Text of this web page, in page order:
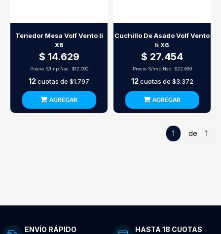
Tenedor Mesa Volf Vento Ii
X6
$ 14.629
Precio S/Imp.Nac. $12.090
12cuotas de $1.797
AGREGAR
Cuchillo De Asado Volf Vento
Ii X6
$ 27.454
Precio S/Imp.Nac. $22.689
12cuotas de $3.372
AGREGAR
1 de 1
ENVÍO RÁPIDO HASTA 18 CUOTAS